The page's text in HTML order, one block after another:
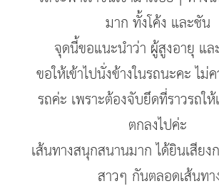
มาก ทั้งโค้ง และชัน
จุดนี้ขอแนะนำว่า ผู้สูงอายุ แล
ขอให้เข้าไปนั่งข้างในรถนะคะ ไม่
รถค่ะ เพราะต้องจับยึดที่ราวรถ
ตกลงไปค่ะ
เส้นทางสนุกสนานมาก ได้ยินเสียง
สาวๆ กันตลอดเส้นทา